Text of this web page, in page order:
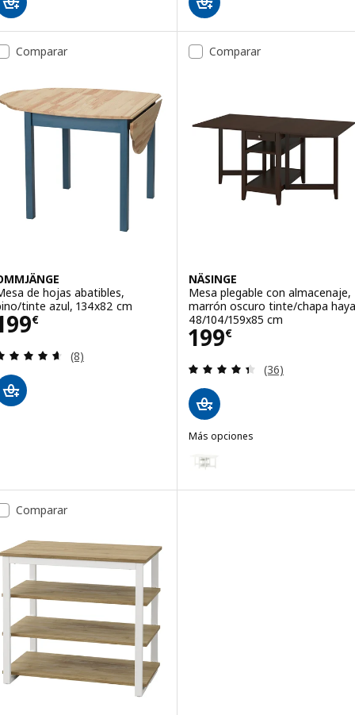
Comparar
de hojas abatibles,
tinte azul, 134x82 cm
€ 199€
Revisa: 4.6 de 5 estrellas. Total opiniones:
(8)
Comparar
NÄSINGE
Mesa plegable con almacenaje,
marrón oscuro tinte/chapa
48/104/159x85 cm
199€
Precio 199€
Revisa: 4.4 de
(36)
Más opciones
Opción: NÄSINGE, Mesa
Comparar